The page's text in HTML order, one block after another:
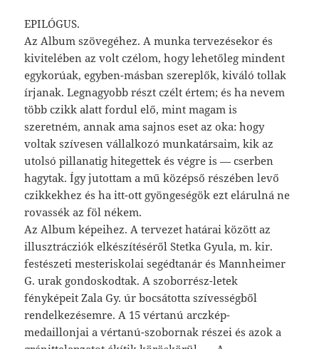
EPILÓGUS.
Az Album szövegéhez. A munka tervezésekor és
kivitelében az volt czélom, hogy lehetőleg mindent
egykorúak, egyben-másban szereplők, kiváló tollak
írjanak. Legnagyobb részt czélt értem; és ha nevem
több czikk alatt fordul elő, mint magam is
szeretném, annak ama sajnos eset az oka: hogy
voltak szívesen vállalkozó munkatársaim, kik az
utolsó pillanatig hitegettek és végre is — cserben
hagytak. Így jutottam a mű középső részében levő
czikkekhez és ha itt-ott gyöngeségök ezt elárulná ne
rovassék az föl nékem.
Az Album képeihez. A tervezet határai között az
illusztrácziók elkészítéséről Stetka Gyula, m. kir.
festészeti mesteriskolai segédtanár és Mannheimer
G. urak gondoskodtak. A szoborrész-letek
fényképeit Zala Gy. úr bocsátotta szívességből
rendelkezésemre. A 15 vértanú arczkép-
medaillonjai a vértanú-szobornak részei és azok a